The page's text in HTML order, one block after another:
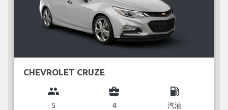
CHEVROLET CRUZE
group
5
business_center
4
local_gas_station
汽油